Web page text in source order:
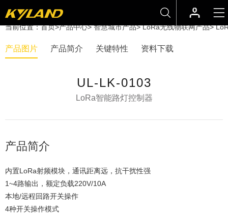
当前位置：首页>产品中心>智慧城市产品>LoRa无线物联网产品>
产品图片 产品简介 关键特性 资料下载
UL-LK-0103
LoRa智能路灯控制器
产品简介
内置LoRa射频模块，通讯距离远，抗干扰性强
1~4路输出，额定负载220V/10A
本地/远程回路开关操作
4种开关操作模式